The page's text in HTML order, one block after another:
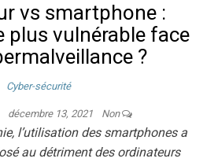
vs smartphone :
plus vulnérable face
?
Cyber-sécurité
décembre 13, 2021 Non
l’utilisation des smartphones a
au détriment des ordinateurs